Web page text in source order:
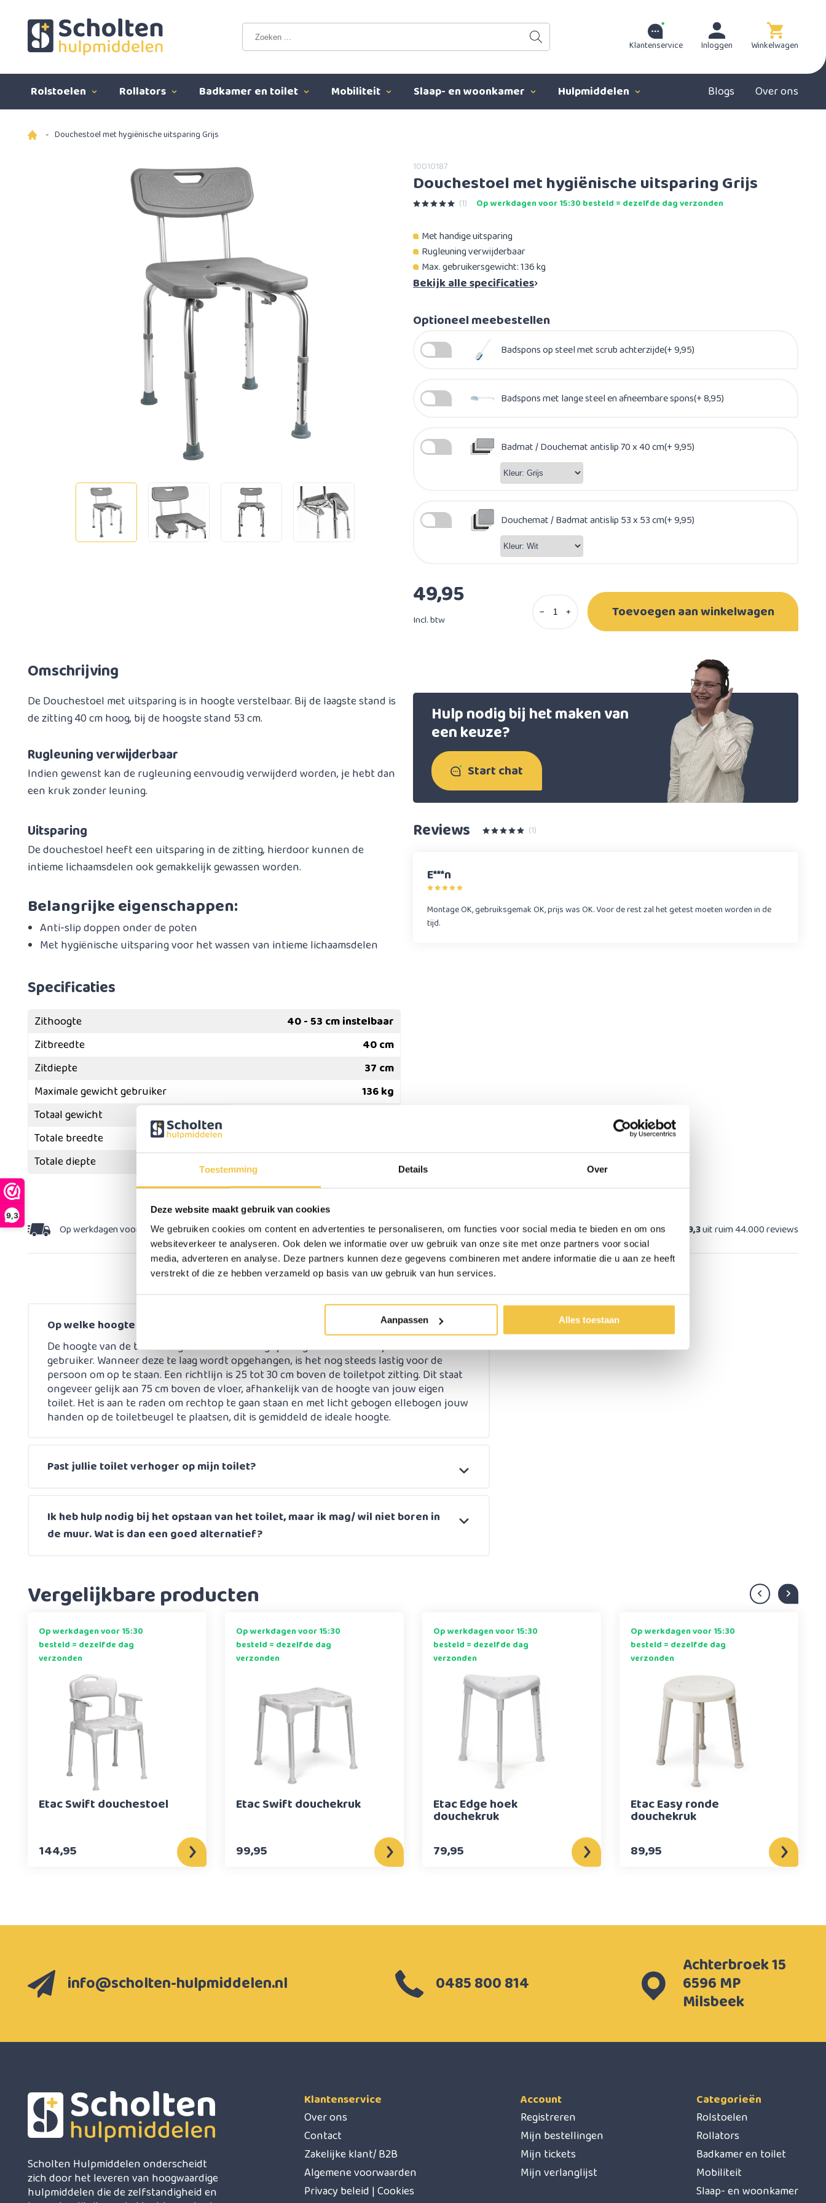
Toestemming Details Over
Deze website maakt gebruik van cookies
We gebruiken cookies om content en advertenties te personaliseren, om functies voor social media te bieden en om ons
websiteverkeer te analyseren. Ook delen we informatie over uw gebruik van onze site met onze partners voor social
media, adverteren en analyse. Deze partners kunnen deze gegevens combineren met andere informatie die u aan ze heeft
verstrekt of die ze hebben verzameld op basis van uw gebruik van hun services.
Aanpassen Alles toestaan
9,3
Klantenservice Inloggen Winkelwagen
Rolstoelen Rollators Badkamer en toilet Mobiliteit Slaap- en woonkamer Hulpmiddelen Blogs Over ons
- Douchestoel met hygiënische uitsparing Grijs
10010187
Douchestoel met hygiënische uitsparing Grijs
(1) Op werkdagen voor 15:30 besteld = dezelfde dag verzonden
Met handige uitsparing
Rugleuning verwijderbaar
Max. gebruikersgewicht: 136 kg​
Bekijk alle specificaties
Optioneel meebestellen
Badspons op steel met scrub achterzijde(+ 9,95)
Badspons met lange steel en afneembare spons(+ 8,95)
Badmat / Douchemat antislip 70 x 40 cm(+ 9,95)
Douchemat / Badmat antislip 53 x 53 cm(+ 9,95)
49,95
Incl. btw
− + Toevoegen aan winkelwagen
Omschrijving
De Douchestoel met uitsparing is in hoogte verstelbaar. Bij de laagste stand is
de zitting 40 cm hoog, bij de hoogste stand 53 cm.
Rugleuning verwijderbaar
Indien gewenst kan de rugleuning eenvoudig verwijderd worden, je hebt dan
een kruk zonder leuning.
Uitsparing
De douchestoel heeft een uitsparing in de zitting, hierdoor kunnen de
intieme lichaamsdelen ook gemakkelijk gewassen worden.
Belangrijke eigenschappen:
Anti-slip doppen onder de poten
Met hygiënische uitsparing voor het wassen van intieme lichaamsdelen
Specificaties
Zithoogte
40 - 53 cm instelbaar
Zitbreedte
40 cm
Zitdiepte
37 cm
Maximale gewicht gebruiker
136 kg
Totaal gewicht
Totale breedte
Totale diepte
Meerspecificaties
Hulp nodig bij het maken van
een keuze?
Start chat
Reviews (1)
E***n
Montage OK, gebruiksgemak OK, prijs was OK. Voor de rest zal het getest moeten worden in de
tijd.
Op werkdagen voor 15:30 besteld,dezelfde dag verzonden Persoonlijkadvies op maat 9,3uit ruim 44.000 reviews
Op welke hoogte bevestig ik mijn toiletbeugel aan de muur?
De hoogte van de toiletbeugel is enorm belangrijk en geheel afhankelijk van de
gebruiker. Wanneer deze te laag wordt opgehangen, is het nog steeds lastig voor de
persoon om op te staan. Een richtlijn is 25 tot 30 cm boven de toiletpot zitting. Dit staat
ongeveer gelijk aan 75 cm boven de vloer, afhankelijk van de hoogte van jouw eigen
toilet. Het is aan te raden om rechtop te gaan staan en met licht gebogen ellebogen jouw
handen op de toiletbeugel te plaatsen, dit is gemiddeld de ideale hoogte.
Past jullie toilet verhoger op mijn toilet?
Ik heb hulp nodig bij het opstaan van het toilet, maar ik mag/ wil niet boren in
de muur. Wat is dan een goed alternatief?
Vergelijkbare producten
Op werkdagen voor 15:30
besteld = dezelfde dag
verzonden
Etac Swift douchestoel
144,95
Op werkdagen voor 15:30
besteld = dezelfde dag
verzonden
Etac Swift douchekruk
99,95
Op werkdagen voor 15:30
besteld = dezelfde dag
verzonden
Etac Edge hoek
douchekruk
79,95
Op werkdagen voor 15:30
besteld = dezelfde dag
verzonden
Etac Easy ronde
douchekruk
89,95
info@scholten-hulpmiddelen.nl 0485 800 814
Achterbroek 15
6596 MP
Milsbeek
Scholten Hulpmiddelen onderscheidt
zich door het leveren van hoogwaardige
hulpmiddelen die de zelfstandigheid en
Klantenservice
Over ons
Contact
Zakelijke klant/ B2B
Algemene voorwaarden
Privacy beleid | Cookies
Account
Registreren
Mijn bestellingen
Mijn tickets
Mijn verlanglijst
Categorieën
Rolstoelen
Rollators
Badkamer en toilet
Mobiliteit
Slaap- en woonkamer